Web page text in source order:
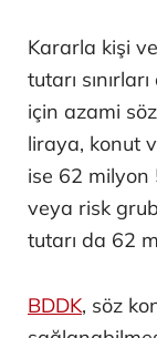
Kararla kişi
tutarı
için azami
liraya, konut
ise 62 milyon
veya risk
tutarı da 62
BDDK, söz